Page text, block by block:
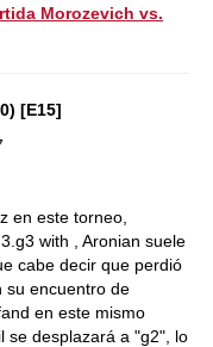
Morozevich vs.
[E15]
en este torneo,
with , Aronian suele
cabe decir que perdió
su encuentro de
en este mismo
se desplazará a "g2", lo